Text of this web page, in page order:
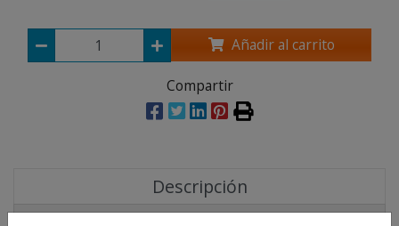
Añadir al carrito
Compartir
Descripción